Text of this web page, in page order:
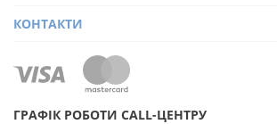
ГРАФІК РОБОТИ CALL-ЦЕНТРУ
КОНТАКТИ